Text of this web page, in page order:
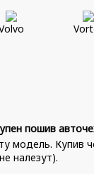
пошив
модель. Купив
налезут).